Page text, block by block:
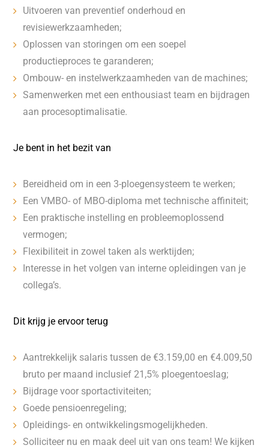
Uitvoeren van preventief onderhoud en
revisiewerkzaamheden;
Oplossen van storingen om een soepel
productieproces te garanderen;
Ombouw- en instelwerkzaamheden van de machines;
Samenwerken met een enthousiast team en bijdragen
aan procesoptimalisatie.
Je bent in het bezit van
Bereidheid om in een 3-ploegensysteem te werken;
Een VMBO- of MBO-diploma met technische affiniteit;
Een praktische instelling en probleemoplossend
vermogen;
Flexibiliteit in zowel taken als werktijden;
Interesse in het volgen van interne opleidingen van je
collega’s.
Dit krijg je ervoor terug
Aantrekkelijk salaris tussen de €3.159,00 en €4.009,50
bruto per maand inclusief 21,5% ploegentoeslag;
Bijdrage voor sportactiviteiten;
Goede pensioenregeling;
Opleidings- en ontwikkelingsmogelijkheden.
Solliciteer nu en maak deel uit van ons team! We kijken